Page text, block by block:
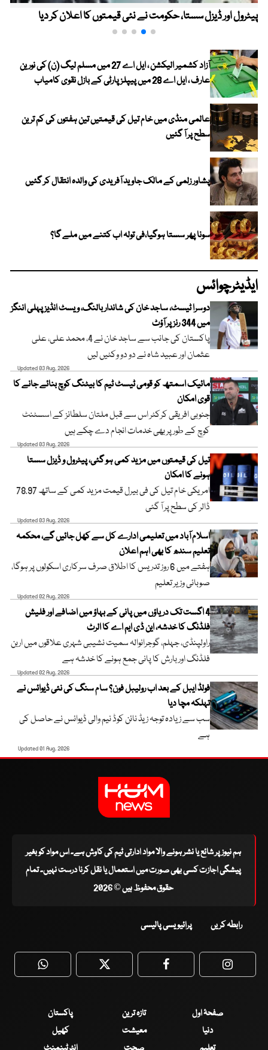
پیٹرول اور ڈیزل سستا، حکومت نے نئی قیمتوں کا اعلان کر دیا
آزاد کشمیر الیکشن ، ایل اے 27 میں مسلم لیگ (ن) کی نورین
عارف ، ایل اے 28 میں پیپلز پارٹی کے بازل نقوی کامیاب
عالمی منڈی میں خام تیل کی قیمتیں تین ہفتوں کی کم ترین
سطح پر آ گئیں
پشاور زلمی کے مالک جاوید آفریدی کی والدہ انتقال کر گئیں
سونا پھر سستا ہوگیا،فی تولہ اب کتنے میں ملے گا؟
ایڈیٹرچوائس
دوسرا ٹیسٹ، ساجد خان کی شاندار بالنگ، ویسٹ انڈیز پہلی اننگز
میں 344 رنز پر آؤٹ
پاکستان کی جانب سے ساجد خان نے 4، محمد علی، علی
عثمان اور عبید شاہ نے دو دو وکٹیں لیں
Updated 03 Aug, 2026
مائیک اسمتھ کو قومی ٹیسٹ ٹیم کا بیٹنگ کوچ بنائے جانے کا
قوی امکان
جنوبی افریقی کرکٹر اس سے قبل ملتان سلطانز کے اسسٹنٹ
کوچ کے طور پر بھی خدمات انجام دے چکے ہیں
Updated 03 Aug, 2026
تیل کی قیمتوں میں مزید کمی ہو گئی، پیٹرول و ڈیزل سستا
ہونے کا امکان
امریکی خام تیل کی فی بیرل قیمت مزید کمی کے ساتھ 78.97
ڈالر کی سطح پر آ گئی
Updated 03 Aug, 2026
اسلام آباد میں تعلیمی ادارے کل سے کھل جائیں گے، محکمہ
تعلیم سندھ کا بھی اہم اعلان
ہفتے میں 6 روز تدریس کا اطلاق صرف سرکاری اسکولوں پر ہوگا،
صوبائی وزیر تعلیم
Updated 02 Aug, 2026
4 اگست تک دریاؤں میں پانی کے بہاؤ میں اضافے اور فلیش
فلڈنگ کا خدشہ، این ڈی ایم اے کا الرٹ
راولپنڈی، جہلم، گوجرانوالہ سمیت نشیبی شہری علاقوں میں اربن
فلڈنگ اور بارش کا پانی جمع ہونے کا خدشہ ہے
Updated 02 Aug, 2026
فولڈ ایبل کے بعد اب رولیبل فون؟ سام سنگ کی نئی ڈیوائس نے
تہلکہ مچا دیا
سب سے زیادہ توجہ زیڈ نائن کوڈ نیم والی ڈیوائس نے حاصل کی
ہے
Updated 01 Aug, 2026
ہم نیوز پر شائع یا نشر ہونے والا مواد ادارتی ٹیم کی کاوش ہے۔ اس مواد کو بغیر
پیشگی اجازت کسی بھی صورت میں استعمال یا نقل کرنا درست نہیں۔ تمام
حقوق محفوظ ہیں © 2026
رابطہ کریں پرائیویسی پالیسی
WhatsApp Twitter Facebook
صفحۂ اول تازہ ترین
پاکستان
دنیا
معیشت
کھیل